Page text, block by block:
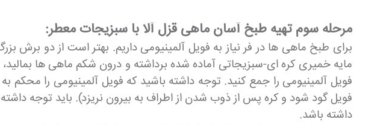
مرحله سوم تهیه طبخ آسان ماهی قزل آلا با سبزیجات معطر:
برای طبخ ماهی ها در فر نیاز به فویل آلمینیومی داریم. بهتر است از دو برش
مایه خمیری کره ای-سبزیجاتی آماده شده برداشته و درون شکم ماهی ها
فویل آلمینیومی را جمع کنید. توجه داشته باشید که فویل آلمینیومی را
فویل گود شود و کره پس از ذوب شدن از اطراف به بیرون نریزد). باید توجه
داشته باشد.